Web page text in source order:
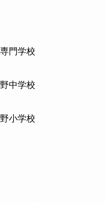
門学校
中学校
小学校